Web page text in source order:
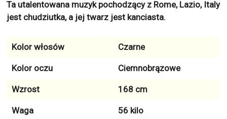
Ta utalentowana muzyk pochodzący z Rome, Lazio, Italy
jest chudziutka, a jej twarz jest kanciasta.
Kolor włosów Czarne
Kolor oczu Ciemnobrązowe
Wzrost 168 cm
Waga 56 kilo